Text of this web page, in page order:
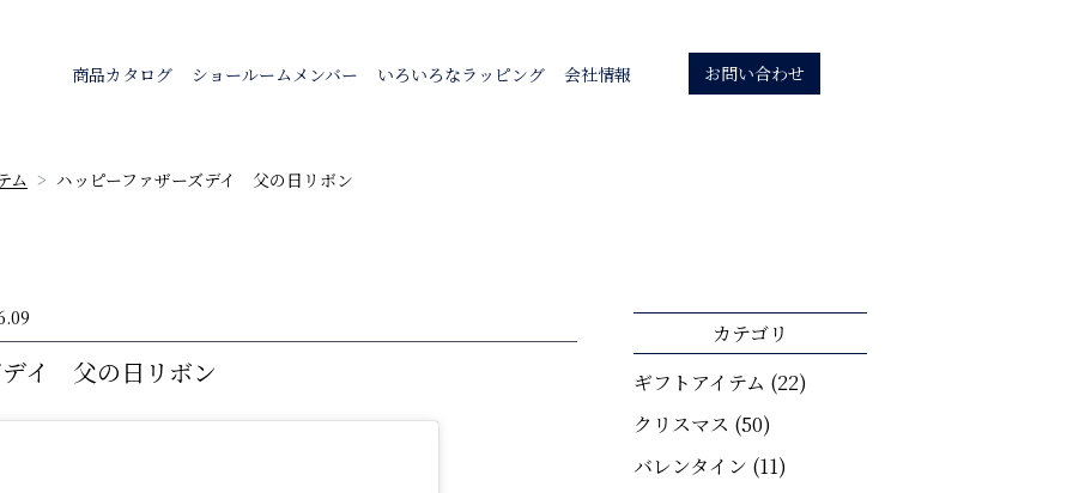
商品カタログ ショールームメンバー いろいろなラッピング 会社情報 お問い合わせ
ム ハッピーファザーズデイ 父の日リボン
デイ 父の日リボン
カテゴリ
ギフトアイテム (22)
クリスマス (50)
バレンタイン (11)